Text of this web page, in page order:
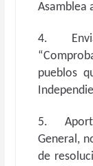
Asamblea
4. Enviar
pueblos
5.
General,
de